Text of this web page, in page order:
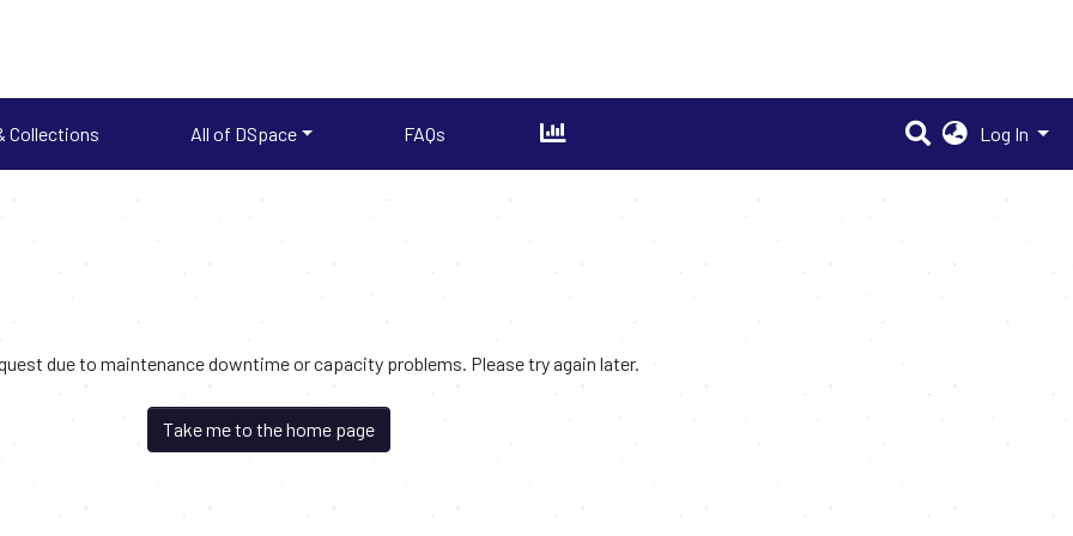
Collections All of DSpace FAQs Log In
due to maintenance downtime or capacity problems. Please try again later.
Take me to the home page